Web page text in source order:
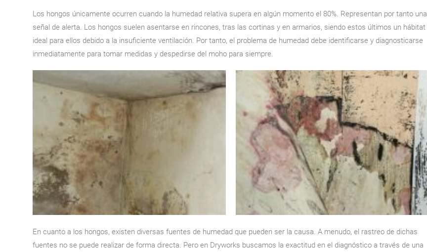
Los hongos únicamente ocurren cuando la humedad relativa supera en algún momento el 80%. Representan por tanto una
señal de alerta. Los hongos suelen asentarse en rincones, tras las cortinas y en armarios, siendo estos últimos un hábitat
ideal para ellos debido a la insuficiente ventilación. Por tanto, el problema de humedad debe identificarse y diagnosticarse
inmediatamente para tomar medidas y despedirse del moho para siempre.
En cuanto a los hongos, existen diversas fuentes de humedad que pueden ser la causa. A menudo, el rastreo de dichas
fuentes no se puede realizar de forma directa. Pero en Dryworks buscamos la exactitud en el diagnóstico a través de una